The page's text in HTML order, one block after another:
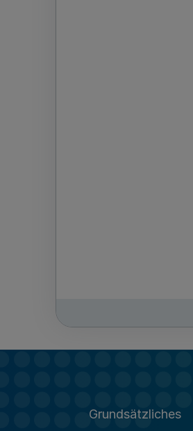
Grundsätzliches